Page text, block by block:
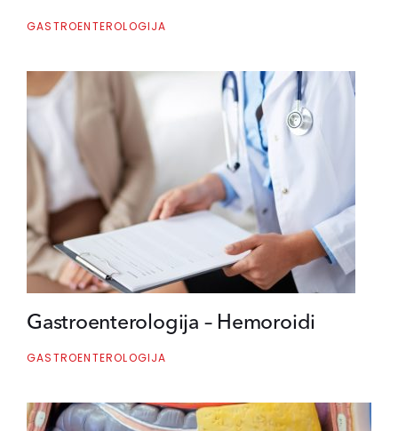
GASTROENTEROLOGIJA
Gastroenterologija – Hemoroidi
GASTROENTEROLOGIJA